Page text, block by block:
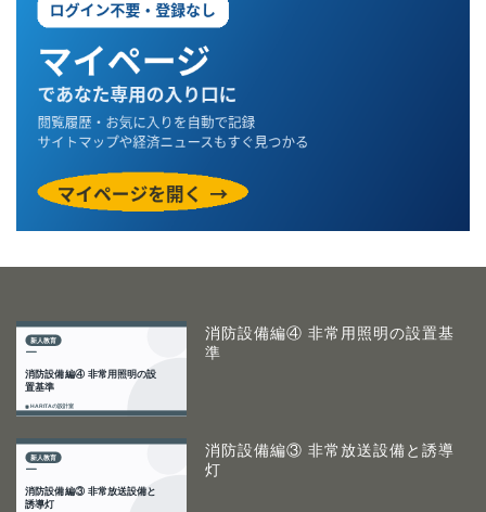
消防設備編④ 非常用照明の設置基
準
消防設備編③ 非常放送設備と誘導
灯